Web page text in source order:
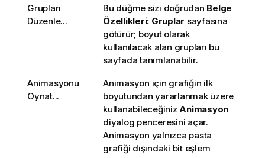
Grupları
Düzenle...
Bu düğme sizi doğrudan Belge
Özellikleri: Gruplar sayfasına
götürür; boyut olarak
kullanılacak alan grupları bu
sayfada tanımlanabilir.
Animasyonu
Oynat...
Animasyon için grafiğin ilk
boyutundan yararlanmak üzere
kullanabileceğinizAnimasyon
diyalog penceresini açar.
Animasyon yalnızca pasta
grafiği dışındaki bit eşlem